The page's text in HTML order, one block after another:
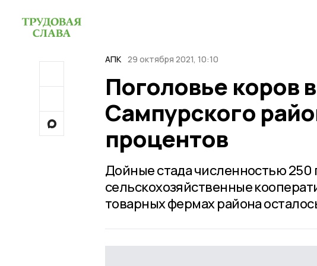
АПК 29 октября 2021, 10:10
Поголовье коров
Сампурского
процентов
Дойные стада численностью 250
сельскохозяйственные
товарных фермах района